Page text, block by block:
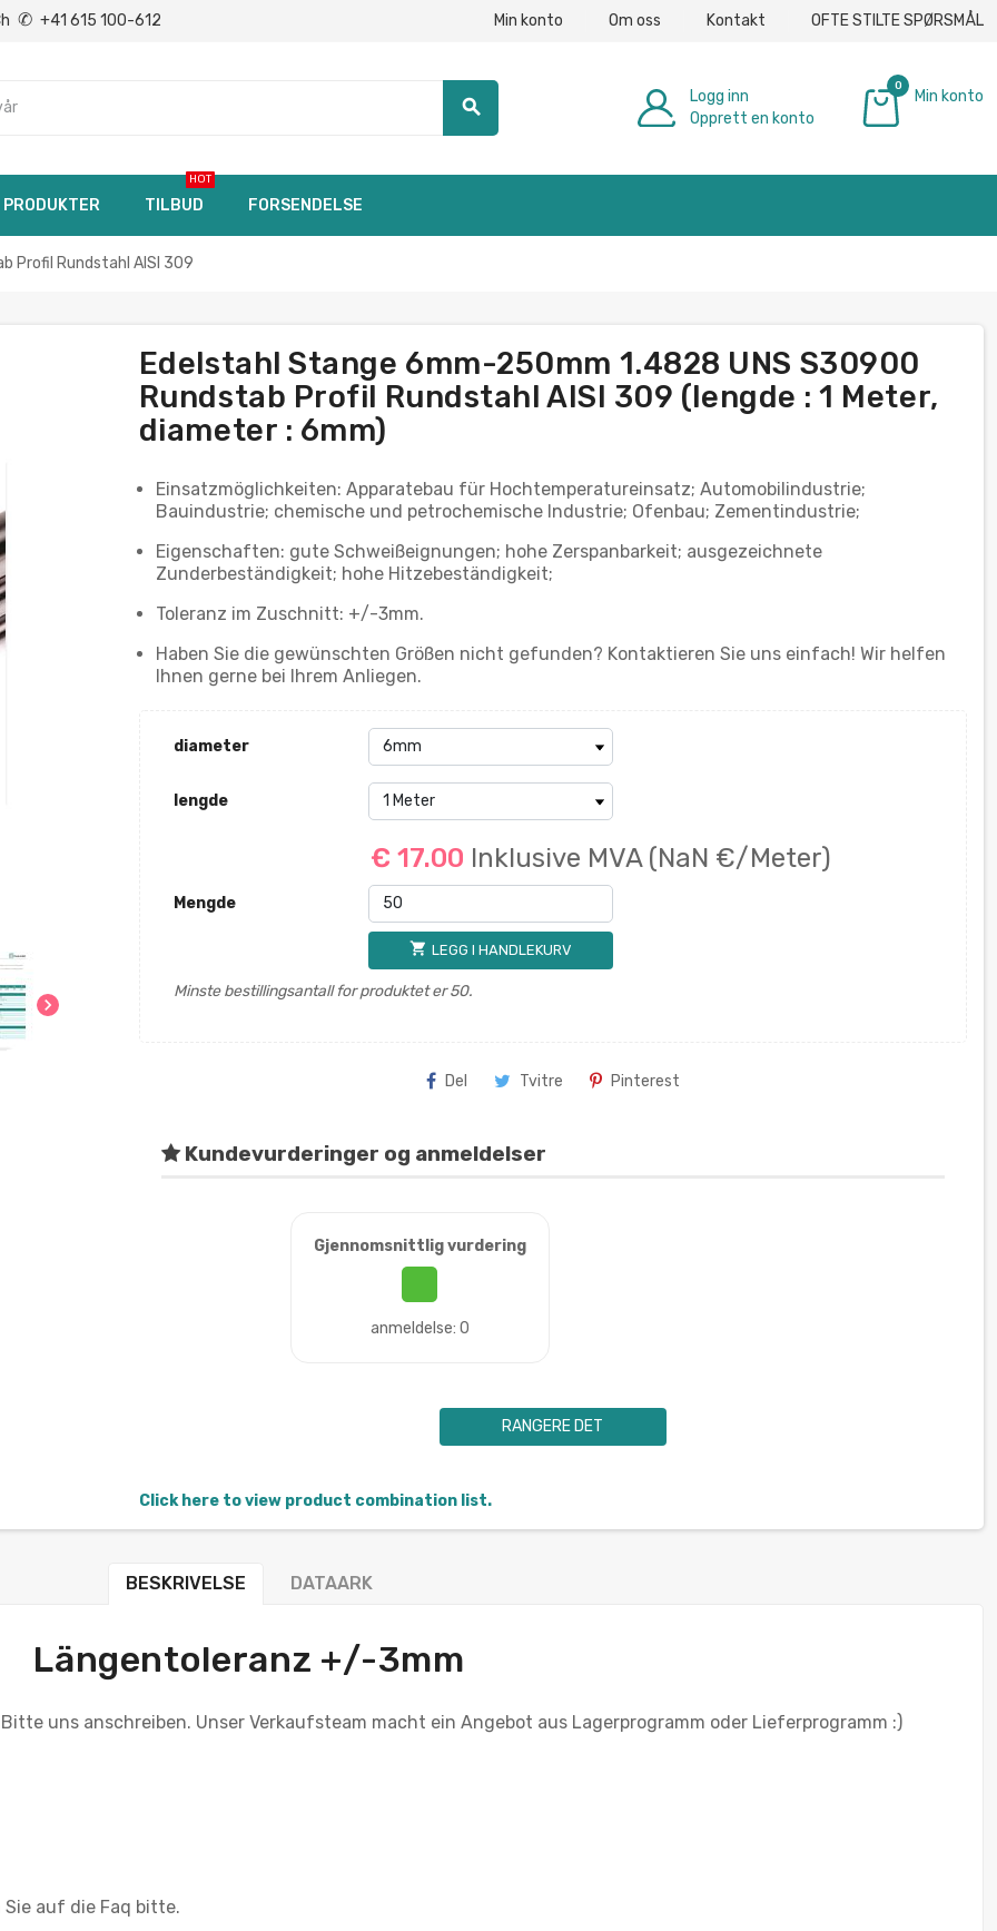
✆ +41 615 100-612 Min konto Om oss Kontakt OFTE STILTE SPØRSMÅL
search
Logg inn
Opprett en konto
0
Min konto
PRODUKTER TILBUD
HOT
FORSENDELSE
Profil Rundstahl AISI 309
chevron_right
Edelstahl Stange 6mm-250mm 1.4828 UNS S30900
Rundstab Profil Rundstahl AISI 309 (lengde : 1 Meter,
diameter : 6mm)
Einsatzmöglichkeiten: Apparatebau für Hochtemperatureinsatz; Automobilindustrie;
Bauindustrie; chemische und petrochemische Industrie; Ofenbau; Zementindustrie;
Eigenschaften: gute Schweißeignungen; hohe Zerspanbarkeit; ausgezeichnete
Zunderbeständigkeit; hohe Hitzebeständigkeit;
Toleranz im Zuschnitt: +/-3mm.
Haben Sie die gewünschten Größen nicht gefunden? Kontaktieren Sie uns einfach! Wir helfen
Ihnen gerne bei Ihrem Anliegen.
diameter
lengde
€ 17.00 Inklusive MVA (NaN €/Meter)
Mengde
shopping_cart LEGG I HANDLEKURV
Minste bestillingsantall for produktet er 50.
Del Tvitre Pinterest
Kundevurderinger og anmeldelser
Gjennomsnittlig vurdering
anmeldelse: 0
RANGERE DET
Click here to view product combination list.
BESKRIVELSE DATAARK
Längentoleranz +/-3mm
uns anschreiben. Unser Verkaufsteam macht ein Angebot aus Lagerprogramm oder Lieferprogramm :)
auf die Faq bitte.